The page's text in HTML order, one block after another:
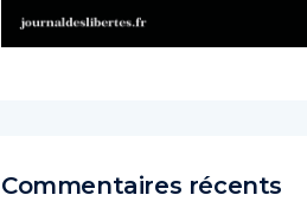
Commentaires récents